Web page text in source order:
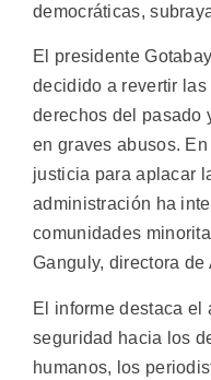
democráticas,
El presidente
decidido a revertir
derechos del pasado
en graves abusos.
justicia para aplacar
administración ha
comunidades
Ganguly, directora
El informe destaca el
seguridad hacia los
humanos, los